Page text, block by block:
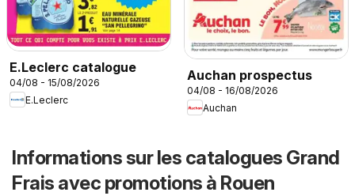
E.Leclerc catalogue
04/08 - 15/08/2026
E.Leclerc
Auchan prospectus
04/08 - 16/08/2026
Auchan
Informations sur les catalogues Grand
Frais avec promotions à Rouen